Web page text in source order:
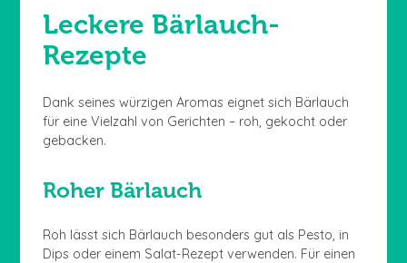
Leckere Bärlauch-
Rezepte
Dank seines würzigen Aromas eignet sich Bärlauch
für eine Vielzahl von Gerichten – roh, gekocht oder
gebacken.
Roher Bärlauch
Roh lässt sich Bärlauch besonders gut als Pesto, in
Dips oder einem Salat-Rezept verwenden. Für einen